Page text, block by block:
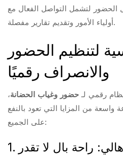
الحضور لتشمل التواصل الفعال مع
أولياء الأمور وتقديم تقارير مفصلة.
لتنظيم الحضور
والانصراف رقميًا
رقمي لـ حضور وغياب الحضانة،
واسعة من المزايا التي تعود بالنفع
على الجميع:
1. إشعارات فورية للأهالي: راحة بال لا تقدر